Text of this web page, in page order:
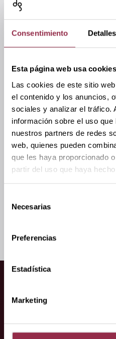
Consentimiento Detalles
Esta página web usa cookies
Las cookies de este sitio
el contenido y los anuncios,
sociales y analizar el tráfico.
información sobre el uso
nuestros partners de redes
web, quienes pueden
que les haya proporcionado
partir del uso que haya
Necesarias
Preferencias
Estadística
Marketing
Ich stimme der
Absenden